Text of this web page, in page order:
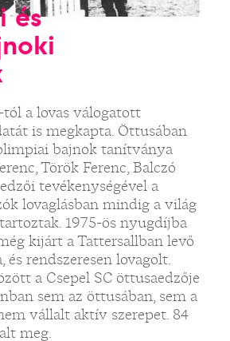
és
a lovas válogatott
is megkapta. Öttusában
bajnok tanítványa
Török Ferenc, Balczó
tevékenységével a
lovaglásban mindig a világ
1975-ös nyugdíjba
kijárt a Tattersallban levő
rendszeresen lovagolt.
a Csepel SC öttusaedzője
sem az öttusában, sem a
vállalt aktív szerepet. 84
meg.